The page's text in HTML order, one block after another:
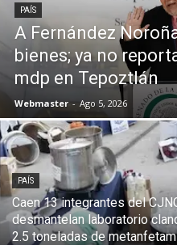
PAÍS
A Fernández
bienes; ya no
mdp en Tepoztlán
Webmaster - Ago 5, 2026
PAÍS
Caen 13 integrantes del
desmantelan laboratorio
2.5 toneladas de